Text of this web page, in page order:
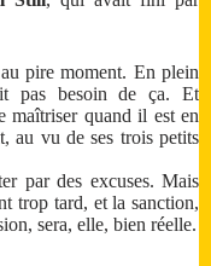
pire moment. En plein
pas besoin de ça. Et
maîtriser quand il est en
au vu de ses trois petits
par des excuses. Mais
trop tard, et la sanction,
sera, elle, bien réelle.